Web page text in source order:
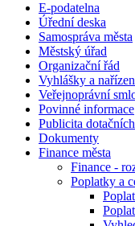
E-podatelna
Úřední deska
Samospráva města
Městský úřad
Organizační řád
Vyhlášky a
Veřejnoprávní
Povinné informace
Publicita
Dokumenty
Finance města
Finance -
Poplatky a